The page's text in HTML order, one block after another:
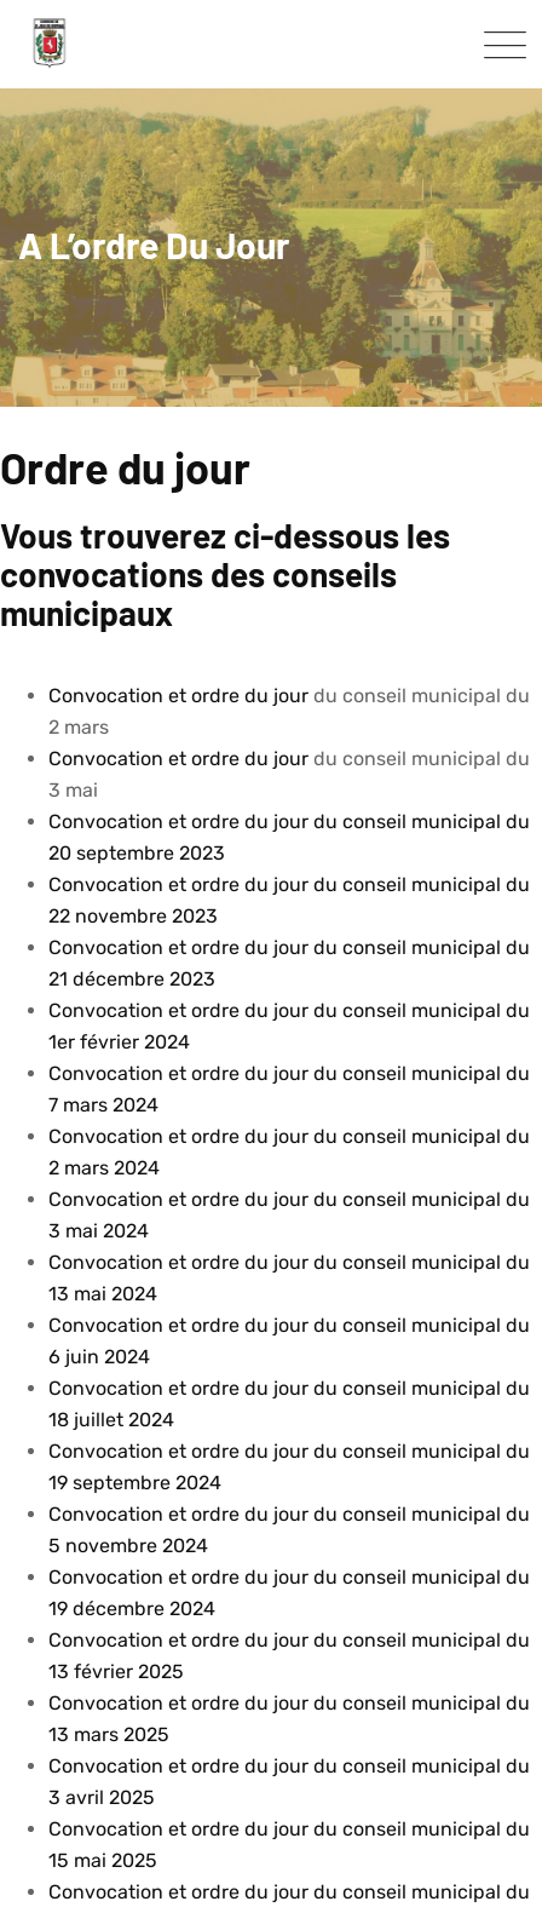
A L’ordre Du Jour
Ordre du jour
Vous trouverez ci-dessous les
convocations des conseils
municipaux
Convocation et ordre du jour du conseil municipal du
2 mars
Convocation et ordre du jour du conseil municipal du
3 mai
Convocation et ordre du jour du conseil municipal du
20 septembre 2023
Convocation et ordre du jour du conseil municipal du
22 novembre 2023
Convocation et ordre du jour du conseil municipal du
21 décembre 2023
Convocation et ordre du jour du conseil municipal du
1er février 2024
Convocation et ordre du jour du conseil municipal du
7 mars 2024
Convocation et ordre du jour du conseil municipal du
2 mars 2024
Convocation et ordre du jour du conseil municipal du
3 mai 2024
Convocation et ordre du jour du conseil municipal du
13 mai 2024
Convocation et ordre du jour du conseil municipal du
6 juin 2024
Convocation et ordre du jour du conseil municipal du
18 juillet 2024
Convocation et ordre du jour du conseil municipal du
19 septembre 2024
Convocation et ordre du jour du conseil municipal du
5 novembre 2024
Convocation et ordre du jour du conseil municipal du
19 décembre 2024
Convocation et ordre du jour du conseil municipal du
13 février 2025
Convocation et ordre du jour du conseil municipal du
13 mars 2025
Convocation et ordre du jour du conseil municipal du
3 avril 2025
Convocation et ordre du jour du conseil municipal du
15 mai 2025
Convocation et ordre du jour du conseil municipal du